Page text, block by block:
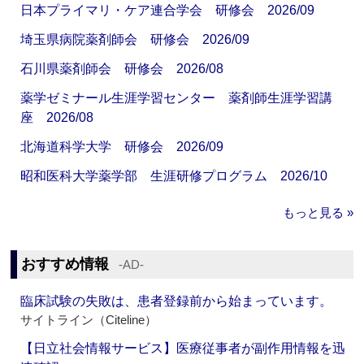
日本プライマリ・ケア連合学会 研修会 2026/09
埼玉県病院薬剤師会 研修会 2026/09
石川県薬剤師会 研修会 2026/08
薬学ゼミナール生涯学習センター 薬剤師生涯学習講
座 2026/08
北海道科学大学 研修会 2026/09
昭和医科大学薬学部 生涯研修プログラム 2026/10
もっと見る »
おすすめ情報 ‐AD‐
臨床試験の失敗は、患者登録前から始まっています。
サイトライン（Citeline）
【日立社会情報サービス】医療従事者が副作用情報を迅